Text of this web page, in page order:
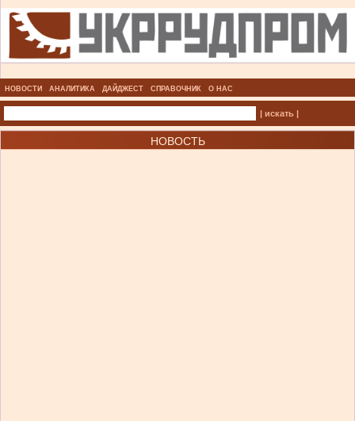
НОВОСТИ АНАЛИТИКА ДАЙДЖЕСТ СПРАВОЧНИК О НАС
| искать |
НОВОСТЬ